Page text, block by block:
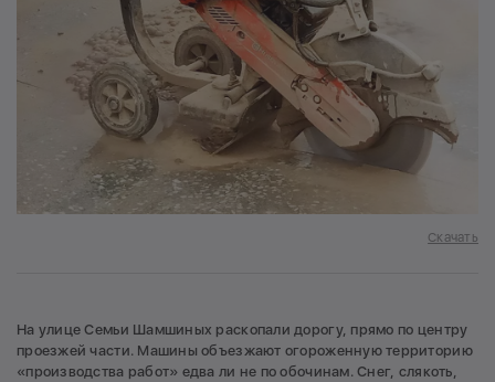
Скачать
На улице Семьи Шамшиных раскопали дорогу, прямо по центру
проезжей части. Машины объезжают огороженную территорию
«производства работ» едва ли не по обочинам. Снег, слякоть,